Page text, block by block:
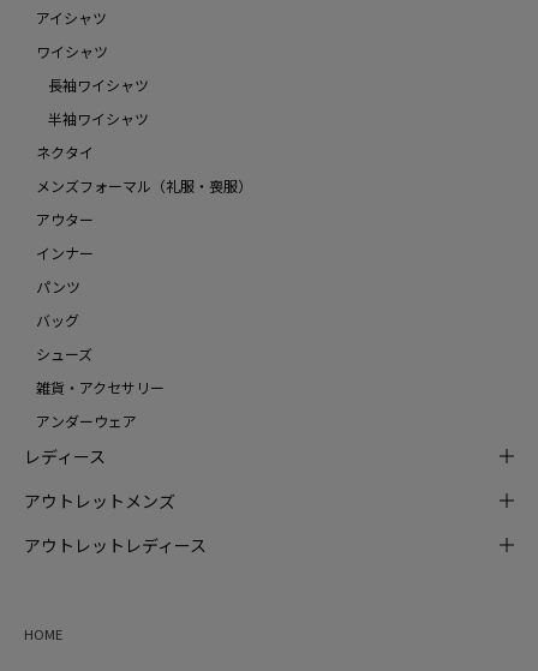
アイシャツ
ワイシャツ
長袖ワイシャツ
半袖ワイシャツ
ネクタイ
メンズフォーマル（礼服・喪服）
アウター
インナー
パンツ
バッグ
シューズ
雑貨・アクセサリー
アンダーウェア
レディース
アウトレットメンズ
アウトレットレディース
HOME